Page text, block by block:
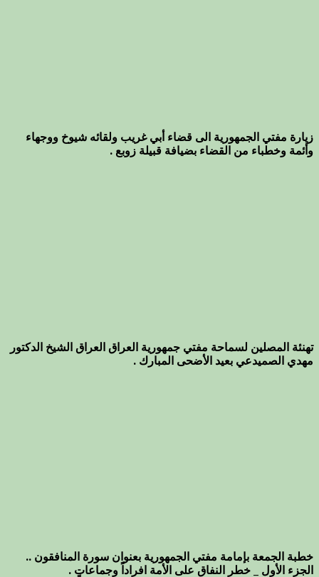
زيارة مفتي الجمهورية الى قضاء أبي غريب ولقائه شيوخ ووجهاء
وأئمة وخطباء من القضاء بضيافة قبيلة زوبع .
تهنئة المصلين لسماحة مفتي جمهورية العراق العراق الشيخ الدكتور
مهدي الصميدعي بعيد الأضحى المبارك .
خطبة الجمعة بإمامة مفتي الجمهورية بعنوان سورة المنافقون ..
الجزء الأول _ خطر النفاق على الأمة افراداً وجماعاتٍ .